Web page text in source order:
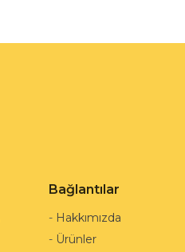
Bağlantılar
- Hakkımızda
- Ürünler